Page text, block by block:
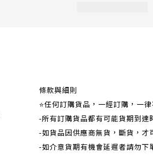
條款與細則
⭐任何訂購貨品，一經訂購，一
-所有訂購貨品都有可能貨期到達
-如貨品因供應商無貨，斷貨，才
-如介意貨期有機會延遲者請勿下